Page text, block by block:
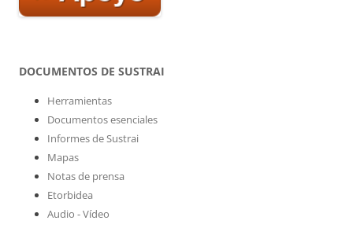
DOCUMENTOS DE SUSTRAI
Herramientas
Documentos esenciales
Informes de Sustrai
Mapas
Notas de prensa
Etorbidea
Audio - Vídeo